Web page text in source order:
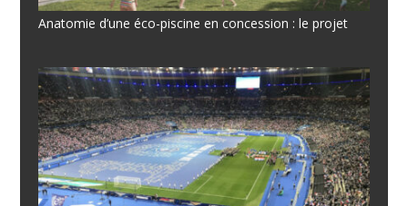
Anatomie d’une éco-piscine en concession : le projet